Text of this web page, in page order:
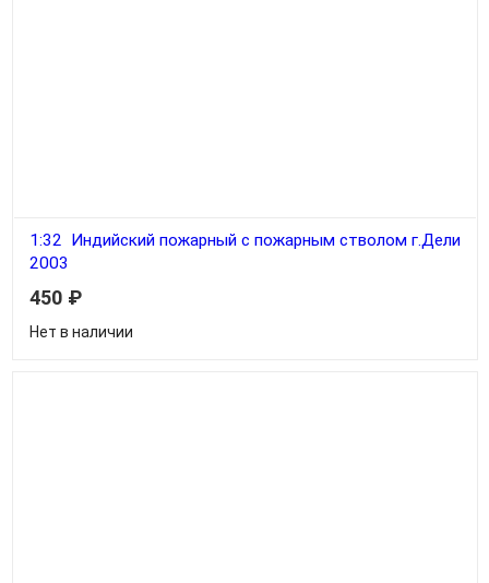
1:32 Индийский пожарный с пожарным стволом г.Дели
2003
450 ₽
Нет в наличии